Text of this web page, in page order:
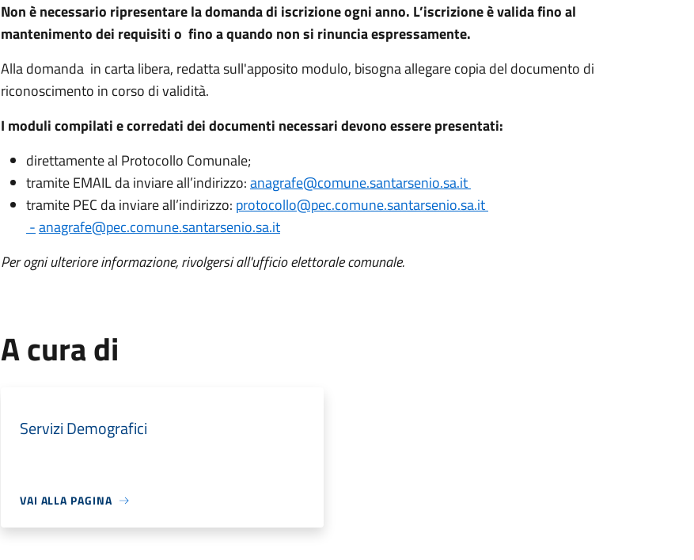
Non è necessario ripresentare la domanda di iscrizione ogni anno. L’iscrizione è valida fino al
mantenimento dei requisiti o fino a quando non si rinuncia espressamente.
Alla domanda in carta libera, redatta sull'apposito modulo, bisogna allegare copia del documento di
riconoscimento in corso di validità.
I moduli compilati e corredati dei documenti necessari devono essere presentati:
direttamente al Protocollo Comunale;
tramite EMAIL da inviare all’indirizzo:anagrafe@comune.santarsenio.sa.it
tramite PEC da inviare all’indirizzo: protocollo@pec.comune.santarsenio.sa.it
-anagrafe@pec.comune.santarsenio.sa.it
Per ogni ulteriore informazione, rivolgersi all'ufficio elettorale comunale.
A cura di
Servizi Demografici
VAI ALLA PAGINA